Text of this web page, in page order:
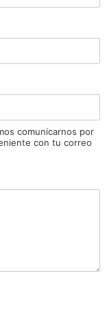
comunicarnos por
con tu correo